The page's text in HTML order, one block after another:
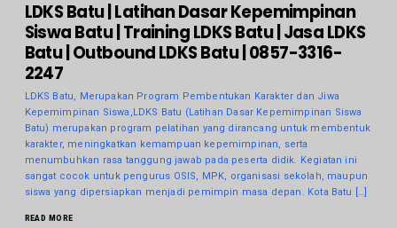
LDKS Batu | Latihan Dasar Kepemimpinan
Siswa Batu | Training LDKS Batu | Jasa LDKS
Batu | Outbound LDKS Batu | 0857-3316-
2247
LDKS Batu, Merupakan Program Pembentukan Karakter dan Jiwa
Kepemimpinan Siswa,LDKS Batu (Latihan Dasar Kepemimpinan Siswa
Batu) merupakan program pelatihan yang dirancang untuk membentuk
karakter, meningkatkan kemampuan kepemimpinan, serta
menumbuhkan rasa tanggung jawab pada peserta didik. Kegiatan ini
sangat cocok untuk pengurus OSIS, MPK, organisasi sekolah, maupun
siswa yang dipersiapkan menjadi pemimpin masa depan. Kota Batu […]
READ MORE